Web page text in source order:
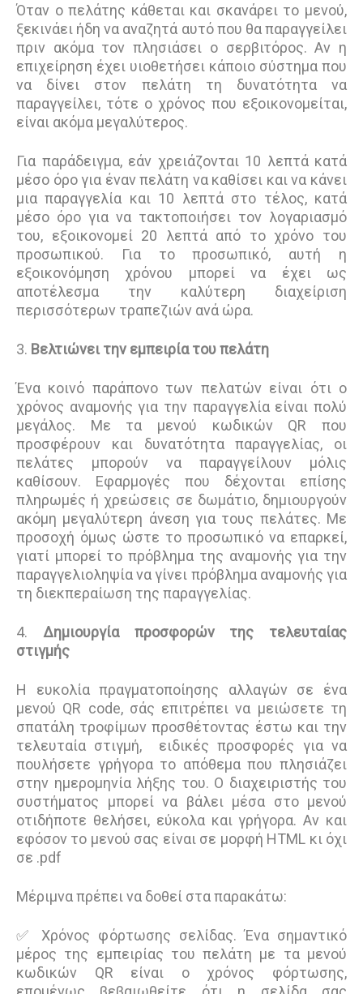
Όταν ο πελάτης κάθεται και σκανάρει το μενού,
ξεκινάει ήδη να αναζητά αυτό που θα παραγγείλει
πριν ακόμα τον πλησιάσει ο σερβιτόρος. Αν η
επιχείρηση έχει υιοθετήσει κάποιο σύστημα που
να δίνει στον πελάτη τη δυνατότητα να
παραγγείλει, τότε ο χρόνος που εξοικονομείται,
είναι ακόμα μεγαλύτερος.
Για παράδειγμα, εάν χρειάζονται 10 λεπτά κατά
μέσο όρο για έναν πελάτη να καθίσει και να κάνει
μια παραγγελία και 10 λεπτά στο τέλος, κατά
μέσο όρο για να τακτοποιήσει τον λογαριασμό
του, εξοικονομεί 20 λεπτά από το χρόνο του
προσωπικού. Για το προσωπικό, αυτή η
εξοικονόμηση χρόνου μπορεί να έχει ως
αποτέλεσμα την καλύτερη διαχείριση
περισσότερων τραπεζιών ανά ώρα.
3. Βελτιώνει την εμπειρία του πελάτη
Ένα κοινό παράπονο των πελατών είναι ότι ο
χρόνος αναμονής για την παραγγελία είναι πολύ
μεγάλος. Με τα μενού κωδικών QR που
προσφέρουν και δυνατότητα παραγγελίας, οι
πελάτες μπορούν να παραγγείλουν μόλις
καθίσουν. Εφαρμογές που δέχονται επίσης
πληρωμές ή χρεώσεις σε δωμάτιο, δημιουργούν
ακόμη μεγαλύτερη άνεση για τους πελάτες. Με
προσοχή όμως ώστε το προσωπικό να επαρκεί,
γιατί μπορεί το πρόβλημα της αναμονής για την
παραγγελιοληψία να γίνει πρόβλημα αναμονής για
τη διεκπεραίωση της παραγγελίας.
4. Δημιουργία προσφορών της τελευταίας
στιγμής
Η ευκολία πραγματοποίησης αλλαγών σε ένα
μενού QR code, σάς επιτρέπει να μειώσετε τη
σπατάλη τροφίμων προσθέτοντας έστω και την
τελευταία στιγμή, ειδικές προσφορές για να
πουλήσετε γρήγορα το απόθεμα που πλησιάζει
στην ημερομηνία λήξης του. Ο διαχειριστής του
συστήματος μπορεί να βάλει μέσα στο μενού
οτιδήποτε θελήσει, εύκολα και γρήγορα. Αν και
εφόσον το μενού σας είναι σε μορφή HTML κι όχι
σε .pdf
Μέριμνα πρέπει να δοθεί στα παρακάτω:
✅ Χρόνος φόρτωσης σελίδας. Ένα σημαντικό
μέρος της εμπειρίας του πελάτη με τα μενού
κωδικών QR είναι ο χρόνος φόρτωσης,